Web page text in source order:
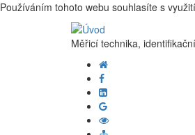
Používáním tohoto webu souhlasíte s
Měřicí technika,